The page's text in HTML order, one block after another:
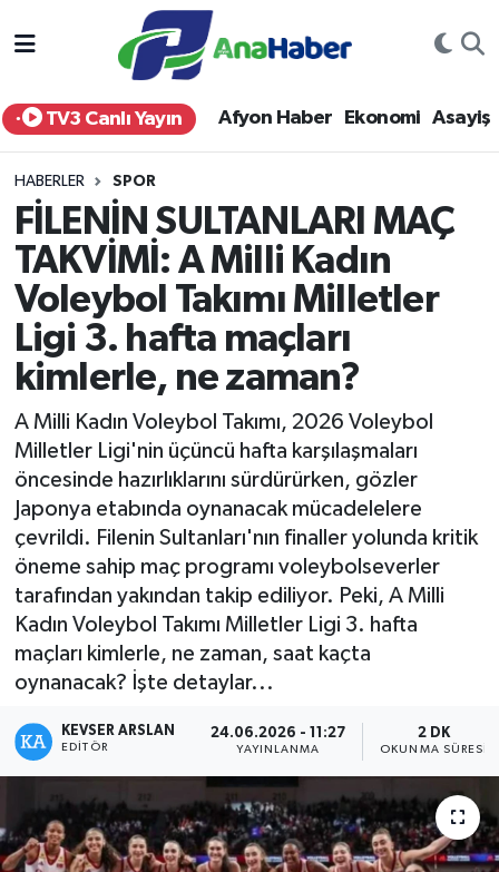
TV3 Canlı Yayın Afyon Haber Ekonomi Asayiş
HABERLER SPOR
FİLENİN SULTANLARI MAÇ
TAKVİMİ: A Milli Kadın
Voleybol Takımı Milletler
Ligi 3. hafta maçları
kimlerle, ne zaman?
A Milli Kadın Voleybol Takımı, 2026 Voleybol
Milletler Ligi'nin üçüncü hafta karşılaşmaları
öncesinde hazırlıklarını sürdürürken, gözler
Japonya etabında oynanacak mücadelelere
çevrildi. Filenin Sultanları'nın finaller yolunda kritik
öneme sahip maç programı voleybolseverler
tarafından yakından takip ediliyor. Peki, A Milli
Kadın Voleybol Takımı Milletler Ligi 3. hafta
maçları kimlerle, ne zaman, saat kaçta
oynanacak? İşte detaylar...
KEVSER ARSLAN
EDITÖR
24.06.2026 - 11:27
YAYINLANMA
2 DK
OKUNMA SÜRESI
Yurt Haber
Afyon Haber
Ekonomi
Siyaset
Spor
Eğitim
Sağlık
Teknoloji
Kültür - Sanat
Yaşam
Afyonkarahisar Nöbetçi Eczaneler
Afyonkarahisar Hava Durumu
Afyonkarahisar Namaz Vakitleri
Afyonkarahisar Trafik Yoğunluk Haritası
Süper Lig Puan Durumu ve Fikstür
Tüm Manşetler
Son Dakika Haberleri
Haber Arşivi